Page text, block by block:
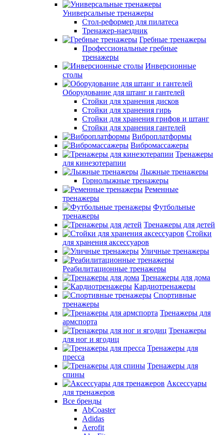
Универсальные тренажеры
Стол-реформер для пилатеса
Тренажер-наездник
Гребные тренажеры
Профессиональные гребные
тренажеры
Инверсионные
столы
Оборудование для штанг и гантелей
Стойки для хранения дисков
Стойки для хранения гирь
Стойки для хранения грифов и штанг
Стойки для хранения гантелей
Виброплатформы
Вибромассажеры
Тренажеры
для кинезотерапии
Лыжные тренажеры
Горнолыжные тренажеры
Ременные
тренажеры
Футбольные
тренажеры
Тренажеры для детей
Стойки
для хранения аксессуаров
Уличные тренажеры
Реабилитационные тренажеры
Тренажеры для дома
Кардиотренажеры
Спортивные
тренажеры
Тренажеры для
армспорта
Тренажеры
для ног и ягодиц
Тренажеры для
пресса
Тренажеры для
спины
Аксессуары
для тренажеров
Все бренды
AbCoaster
Adidas
Aerofit